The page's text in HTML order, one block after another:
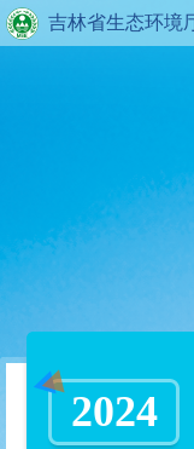
吉林省生态环境
2024